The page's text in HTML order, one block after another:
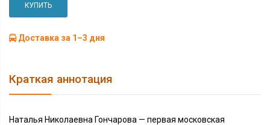
КУПИТЬ
Доставка за 1–3 дня
Краткая аннотация
Наталья Николаевна Гончарова — первая московская